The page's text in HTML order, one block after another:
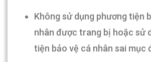
Không sử dụng phương tiện
nhân được trang bị hoặc sử
tiện bảo vệ cá nhân sai mục